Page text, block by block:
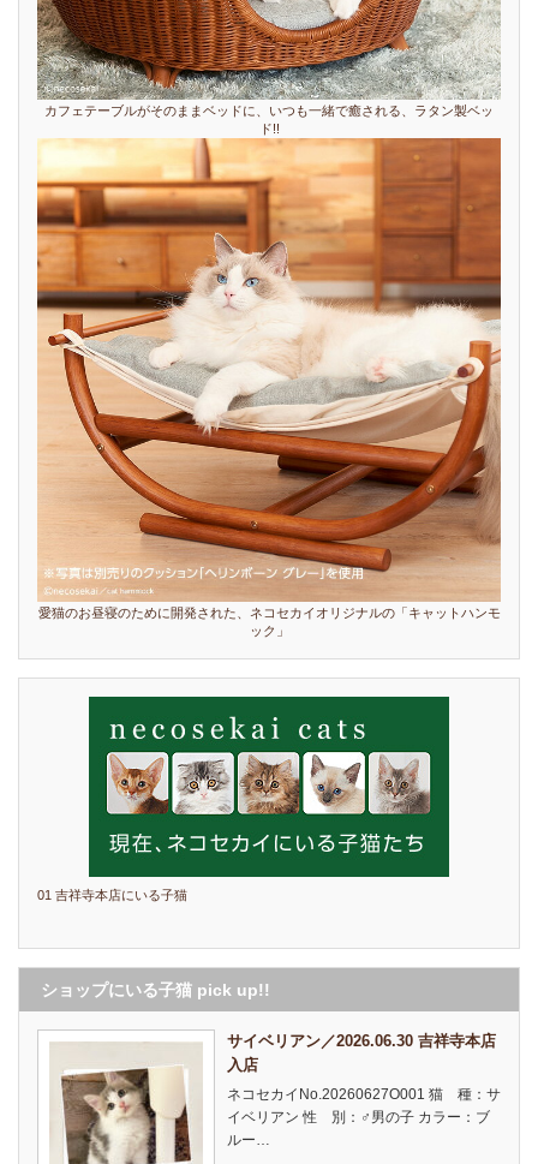
カフェテーブルがそのままベッドに、いつも一緒で癒される、ラタン製ベッ
ド!!
愛猫のお昼寝のために開発された、ネコセカイオリジナルの「キャットハンモ
ック」
01 吉祥寺本店にいる子猫
ショップにいる子猫 pick up!!
サイベリアン／2026.06.30 吉祥寺本店
入店
ネコセカイNo.20260627O001 猫 種：サ
イベリアン 性 別：♂男の子 カラー：ブ
ルー…